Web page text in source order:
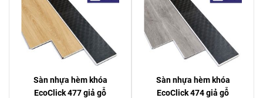
Sàn nhựa hèm khóa
EcoClick 477 giả gỗ
Sàn nhựa hèm khóa
EcoClick 474 giả gỗ